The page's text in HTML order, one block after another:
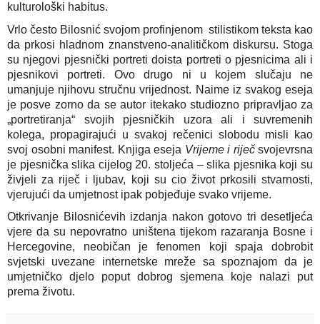
kulturološki habitus.
Vrlo često Bilosnić svojom profinjenom stilistikom teksta kao
da prkosi hladnom znanstveno-analitičkom diskursu. Stoga
su njegovi pjesnički portreti doista portreti o pjesnicima ali i
pjesnikovi portreti. Ovo drugo ni u kojem slučaju ne
umanjuje njihovu stručnu vrijednost. Naime iz svakog eseja
je posve zorno da se autor itekako studiozno pripravljao za
„portretiranja“ svojih pjesničkih uzora ali i suvremenih
kolega, propagirajući u svakoj rečenici slobodu misli kao
svoj osobni manifest. Knjiga eseja Vrijeme i riječ svojevrsna
je pjesnička slika cijelog 20. stoljeća – slika pjesnika koji su
živjeli za riječ i ljubav, koji su cio život prkosili stvarnosti,
vjerujući da umjetnost ipak pobjeđuje svako vrijeme.
Otkrivanje Bilosnićevih izdanja nakon gotovo tri desetljeća
vjere da su nepovratno uništena tijekom razaranja Bosne i
Hercegovine, neobičan je fenomen koji spaja dobrobit
svjetski uvezane internetske mreže sa spoznajom da je
umjetničko djelo poput dobrog sjemena koje nalazi put
prema životu.